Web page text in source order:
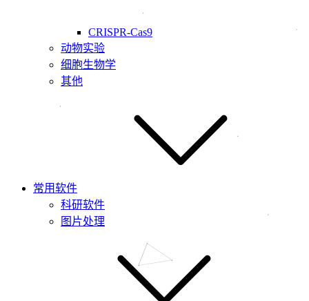
CRISPR-Cas9
动物实验
细胞生物学
其他
常用软件
科研软件
图片处理